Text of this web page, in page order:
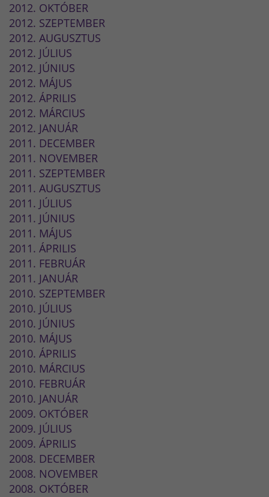
2012. OKTÓBER
2012. SZEPTEMBER
2012. AUGUSZTUS
2012. JÚLIUS
2012. JÚNIUS
2012. MÁJUS
2012. ÁPRILIS
2012. MÁRCIUS
2012. JANUÁR
2011. DECEMBER
2011. NOVEMBER
2011. SZEPTEMBER
2011. AUGUSZTUS
2011. JÚLIUS
2011. JÚNIUS
2011. MÁJUS
2011. ÁPRILIS
2011. FEBRUÁR
2011. JANUÁR
2010. SZEPTEMBER
2010. JÚLIUS
2010. JÚNIUS
2010. MÁJUS
2010. ÁPRILIS
2010. MÁRCIUS
2010. FEBRUÁR
2010. JANUÁR
2009. OKTÓBER
2009. JÚLIUS
2009. ÁPRILIS
2008. DECEMBER
2008. NOVEMBER
2008. OKTÓBER